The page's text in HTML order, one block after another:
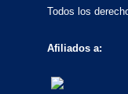
Todos los
Afiliados a: